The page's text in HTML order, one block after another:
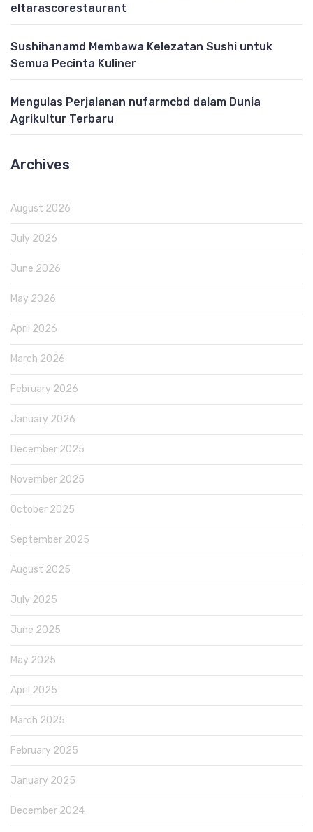
eltarascorestaurant
Sushihanamd Membawa Kelezatan Sushi untuk
Semua Pecinta Kuliner
Mengulas Perjalanan nufarmcbd dalam Dunia
Agrikultur Terbaru
Archives
August 2026
July 2026
June 2026
May 2026
April 2026
March 2026
February 2026
January 2026
December 2025
November 2025
October 2025
September 2025
August 2025
July 2025
June 2025
May 2025
April 2025
March 2025
February 2025
January 2025
December 2024